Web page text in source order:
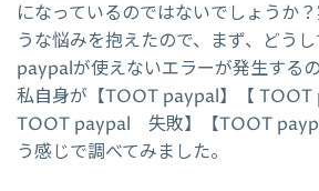
になっているのではないでしょうか
うな悩みを抱えたので、まず、どう
paypalが使えないエラーが発生する
私自身が【TOOT paypal】【
TOOT paypal 失敗】【TOOT
う感じで調べてみました。